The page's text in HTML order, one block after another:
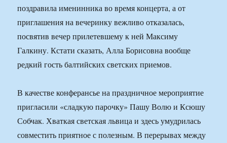
поздравила именинника во время концерта, а от
приглашения на вечеринку вежливо отказалась,
посвятив вечер прилетевшему к ней Максиму
Галкину. Кстати сказать, Алла Борисовна вообще
редкий гость балтийских светских приемов.
В качестве конферансье на праздничное мероприятие
пригласили «сладкую парочку» Пашу Волю и Ксюшу
Собчак. Хваткая светская львица и здесь умудрилась
совместить приятное с полезным. В перерывах между